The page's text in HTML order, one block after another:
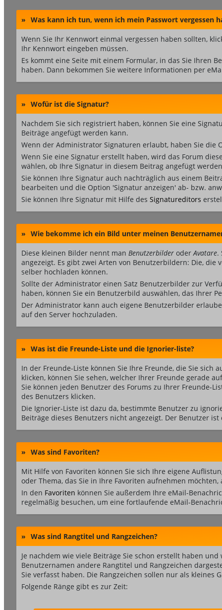
» Was kann ich tun, wenn ich mein Passwort vergessen
Wenn Sie Ihr Kennwort einmal vergessen haben sollten,
Ihr Kennwort eingeben müssen.
Es kommt eine Seite mit einem Formular, in das Sie Ihren
haben. Dann bekommen Sie weitere Informationen per
» Wofür ist die Signatur?
Nachdem Sie sich registriert haben, können Sie eine
Beiträge angefügt werden kann.
Wenn der Administrator Signaturen erlaubt, haben Sie
Wenn Sie eine Signatur erstellt haben, wird das Forum
wählen, ob Ihre Signatur in diesem Beitrag angefügt
Sie können Ihre Signatur auch nachträglich aus einem
bearbeiten und die Option 'Signatur anzeigen' ab- bzw.
Sie können Ihre Signatur mit Hilfe des Signatureditors
» Wie bekomme ich ein Bild unter meinen
Diese kleinen Bilder nennt man Benutzerbilder oderAvatare.
angezeigt. Es gibt zwei Arten von Benutzerbildern: Die,
selber hochladen können.
Sollte der Administrator einen Satz Benutzerbilder zur
haben, können Sie ein Benutzerbild auswählen, das Ihrer
Der Administrator kann auch eigene Benutzerbilder
auf den Server hochzuladen.
» Was ist die Freunde-Liste und die Ignorier-liste?
In der Freunde-Liste können Sie Ihre Freunde, die Sie
klicken, können Sie sehen, welcher Ihrer Freunde gerade
Sie können jeden Benutzer des Forums zu Ihrer Freunde-
des Benutzers klicken.
Die Ignorier-Liste ist dazu da, bestimmte Benutzer zu
Beiträge dieses Benutzers nicht angezeigt. Der Benutzer
» Was sind Favoriten?
Mit Hilfe von Favoriten können Sie sich Ihre eigene
oder Thema, das Sie in Ihre Favoriten aufnehmen
In den Favoriten können Sie außerdem Ihre eMail-
regelmäßig besuchen, um eine fortlaufende eMail-
» Was sind Rangtitel und Rangzeichen?
Je nachdem wie viele Beiträge Sie schon erstellt haben
Benutzernamen andere Rangtitel und Rangzeichen
Sie verfasst haben. Die Rangzeichen sollen nur als kleines
Folgende Ränge gibt es zur Zeit: